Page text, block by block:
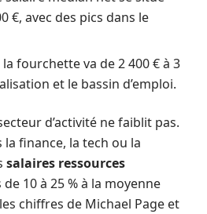
€, avec des pics dans le
la fourchette va de 2 400 € à 3
et le bassin d’emploi.
d’activité ne faiblit pas.
la finance, la tech ou la
salaires ressources
10 à 25 % à la moyenne
chiffres de Michael Page et